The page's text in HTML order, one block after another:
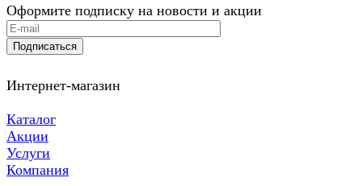
Оформите подписку на новости и акции
Подписаться
Интернет-магазин
Каталог
Акции
Услуги
Компания